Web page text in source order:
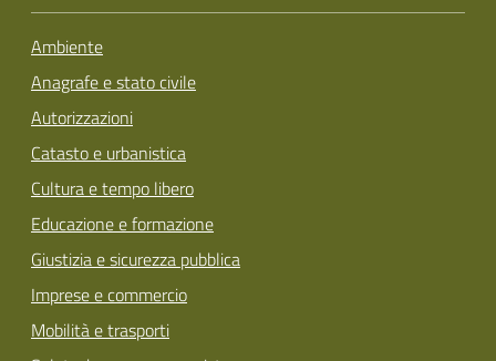
Ambiente
Anagrafe e stato civile
Autorizzazioni
Catasto e urbanistica
Cultura e tempo libero
Educazione e formazione
Giustizia e sicurezza pubblica
Imprese e commercio
Mobilità e trasporti